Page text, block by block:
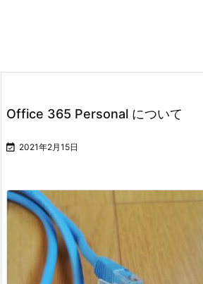
Office 365 Personal について
 2021年2月15日